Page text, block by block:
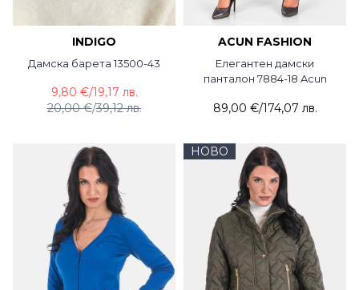
INDIGO
Дамска барета 13500-43
20,00 €/39,12 лв.
9,80 €/19,17 лв.
ACUN FASHION
Елегантен дамски
панталон 7884-18 Acun
89,00 €/174,07 лв.
НОВО